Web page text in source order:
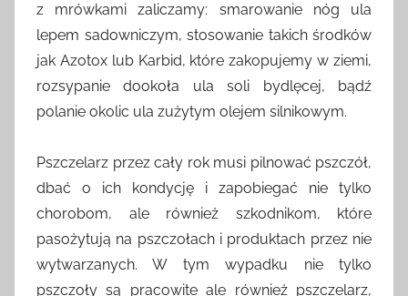
z mrówkami zaliczamy: smarowanie nóg ula
lepem sadowniczym, stosowanie takich środków
jak Azotox lub Karbid, które zakopujemy w ziemi,
rozsypanie dookoła ula soli bydlęcej, bądź
polanie okolic ula zużytym olejem silnikowym.
Pszczelarz przez cały rok musi pilnować pszczół,
dbać o ich kondycję i zapobiegać nie tylko
chorobom, ale również szkodnikom, które
pasożytują na pszczołach i produktach przez nie
wytwarzanych. W tym wypadku nie tylko
pszczoły są pracowite ale również pszczelarz,